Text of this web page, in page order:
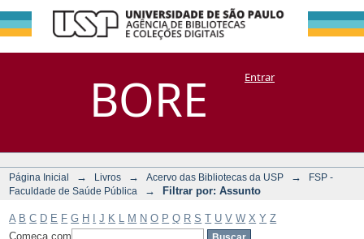
BORE
Filtrar por:
Assunto
DSpace/Manakin + CoriscoEntrar
Página Inicial → Livros → Acervo das Bibliotecas da USP →
FSP -
Faculdade de Saúde Pública
→ Filtrar por: Assunto
A B C D E F G H J K M N O P Q R S T U V W X Y Z
Começa com